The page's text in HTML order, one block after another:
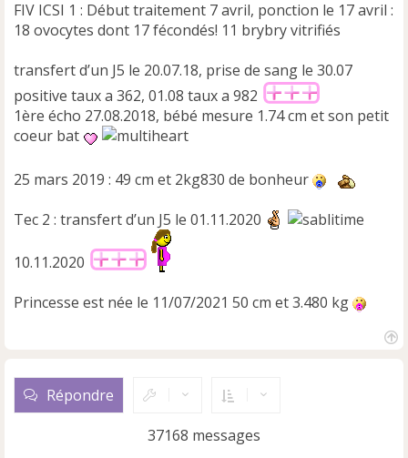
FIV ICSI 1 : Début traitement 7 avril, ponction le 17 avril :
18 ovocytes dont 17 fécondés! 11 brybry vitrifiés
transfert d’un J5 le 20.07.18, prise de sang le 30.07
positive taux a 362, 01.08 taux a 982
1ère écho 27.08.2018, bébé mesure 1.74 cm et son petit
coeur bat
25 mars 2019 : 49 cm et 2kg830 de bonheur
Tec 2 : transfert d’un J5 le 01.11.2020
10.11.2020
Princesse est née le 11/07/2021 50 cm et 3.480 kg
Répondre
37168 messages